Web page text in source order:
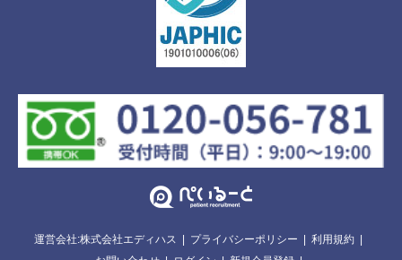
運営会社:株式会社エディハス プライバシーポリシー
利用規約